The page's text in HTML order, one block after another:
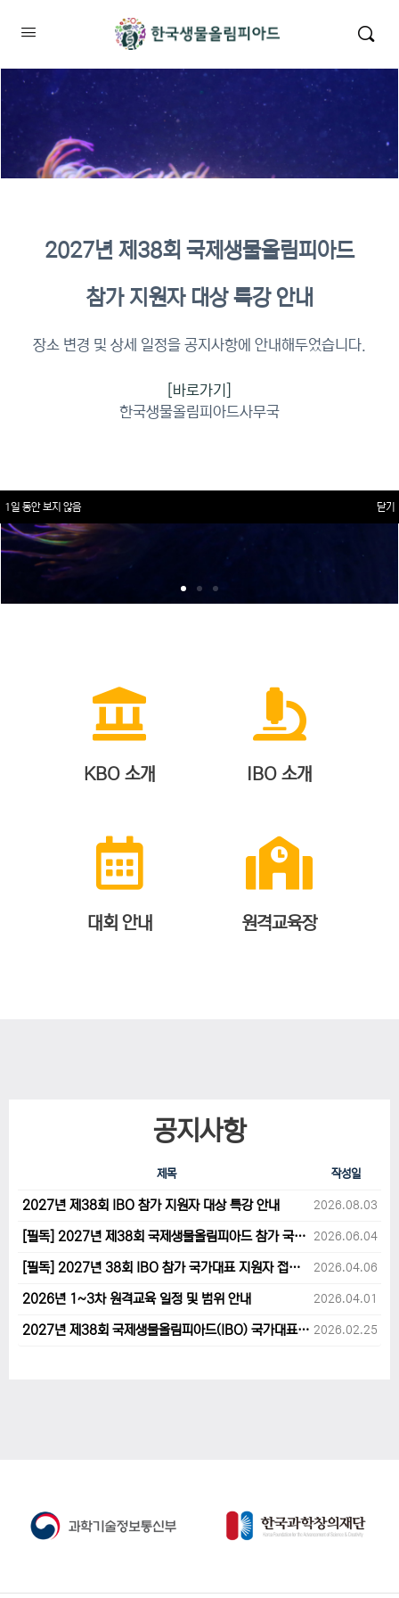
이수증명서 확인 바로가기
KBO 소개 IBO 소개
대회 안내 원격교육장
공지사항
제목 작성일
2027년 제38회 IBO 참가 지원자 대상 특강 안내 2026.08.03
[필독] 2027년 제38회 국제생물올림피아드 참가 국가대표 1차후보자 선발고사 범위 및 일정 안내 2026.06.04
[필독] 2027년 38회 IBO 참가 국가대표 지원자 접수 마감 및 원격교육 관련 공지사항 안내입니다. 2026.04.06
2026년 1~3차 원격교육 일정 및 범위 안내 2026.04.01
2027년 제38회 국제생물올림피아드(IBO) 국가대표 후보자 지원 안내 2026.02.25
2027년 제38회 국제생물올림피아드
참가 지원자 대상 특강 안내
장소 변경 및 상세 일정을 공지사항에 안내해두었습니다.
[바로가기]
한국생물올림피아드사무국
1일 동안 보지 않음 닫기